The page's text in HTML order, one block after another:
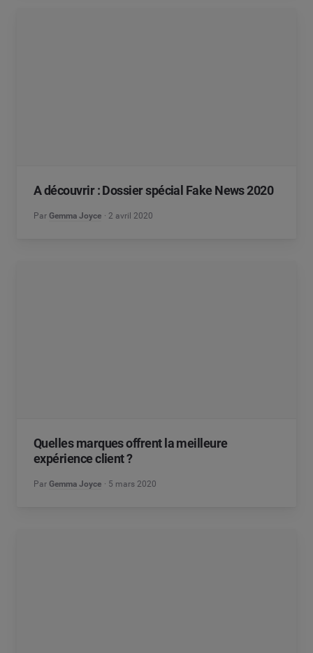
A découvrir : Dossier spécial Fake News 2020
Par Gemma Joyce 2 avril 2020
Quelles marques offrent la meilleure
expérience client ?
Par Gemma Joyce 5 mars 2020